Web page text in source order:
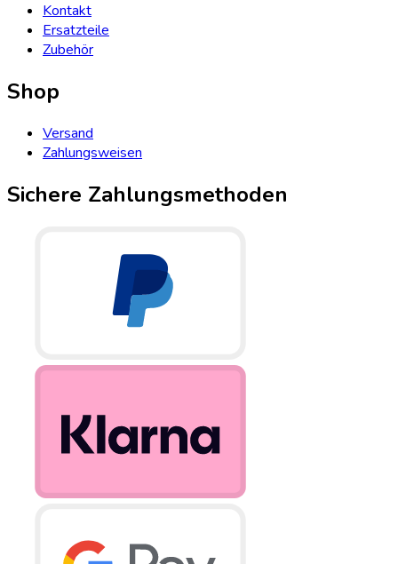
Kontakt
Ersatzteile
Zubehör
Shop
Versand
Zahlungsweisen
Sichere Zahlungsmethoden